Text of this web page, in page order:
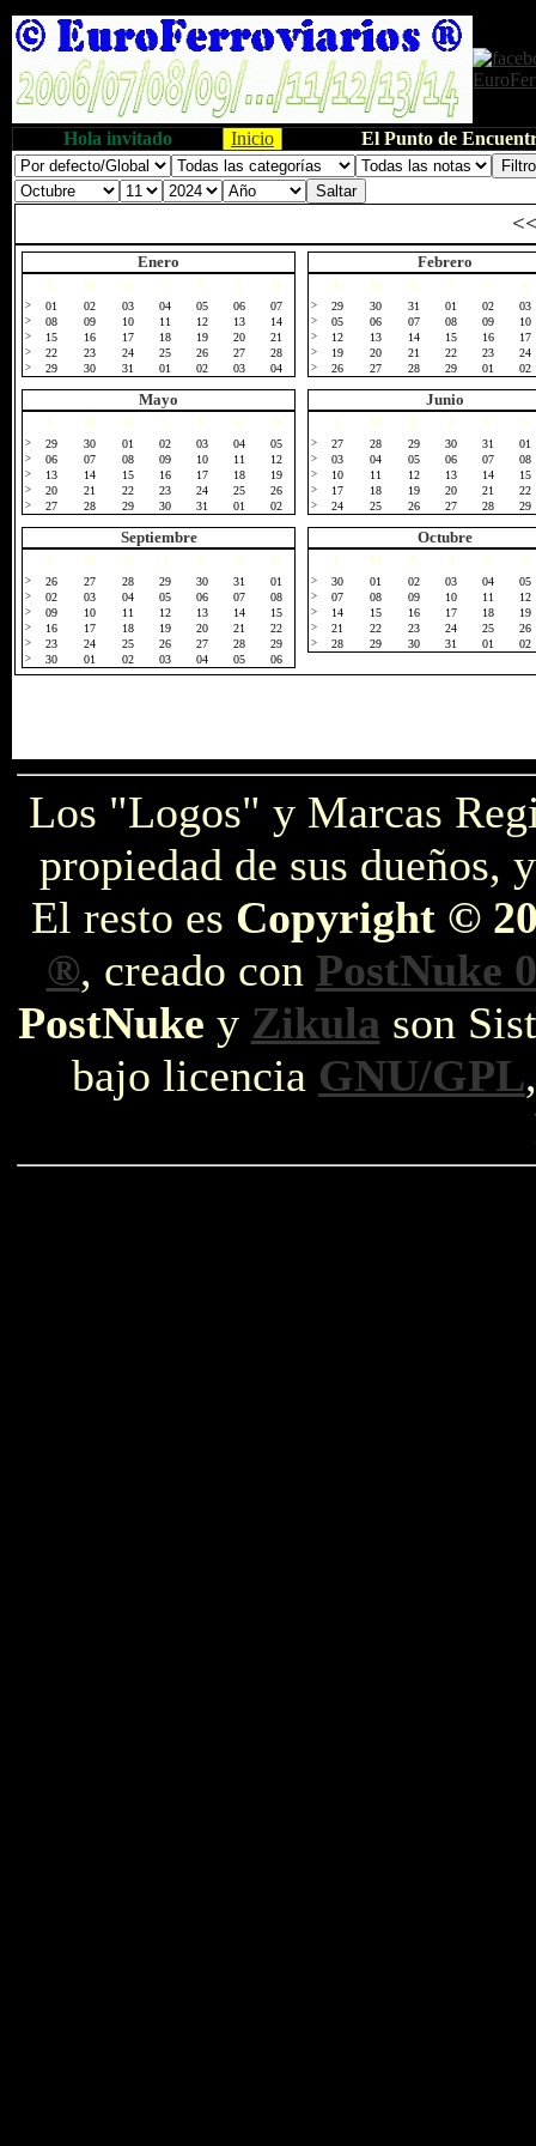
Hola invitado Inicio El Punto de
Enero
M X J V S D
> 01 02 03 04 05 06 07
> 08 09 10 11 12 13 14
> 15 16 17 18 19 20 21
> 22 23 24 25 26 27 28
> 29 30 31 01 02 03 04
Febrero
M X J V S
> 29 30 31 01 02 03
> 05 06 07 08 09 10
> 12 13 14 15 16 17
> 19 20 21 22 23 24
> 26 27 28 29 01 02
Mayo
M X J V S D
> 29 30 01 02 03 04 05
> 06 07 08 09 10 11 12
> 13 14 15 16 17 18 19
> 20 21 22 23 24 25 26
> 27 28 29 30 31 01 02
Junio
M X J V S
> 27 28 29 30 31 01
> 03 04 05 06 07 08
> 10 11 12 13 14 15
> 17 18 19 20 21 22
> 24 25 26 27 28 29
Septiembre
M X J V S D
> 26 27 28 29 30 31 01
> 02 03 04 05 06 07 08
> 09 10 11 12 13 14 15
> 16 17 18 19 20 21 22
> 23 24 25 26 27 28 29
> 30 01 02 03 04 05 06
Octubre
M X J V S
> 30 01 02 03 04 05
> 07 08 09 10 11 12
> 14 15 16 17 18 19
> 21 22 23 24 25 26
> 28 29 30 31 01 02
Los "Logos" y Marcas
propiedad de sus dueños,
El resto es Copyright ©
®, creado con PostNuke
PostNuke y Zikula son
bajo licencia GNU/GPL